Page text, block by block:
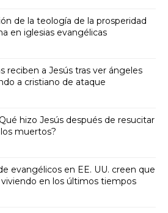
de la teología de la prosperidad
en iglesias evangélicas
reciben a Jesús tras ver ángeles
a cristiano de ataque
hizo Jesús después de resucitar
muertos?
evangélicos en EE. UU. creen que
en los últimos tiempos